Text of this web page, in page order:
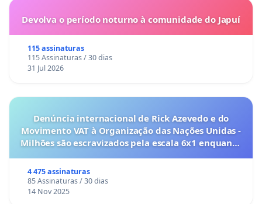
Devolva o período noturno à comunidade do Japuí
115 assinaturas
115 Assinaturas / 30 dias
31 Jul 2026
Denúncia internacional de Rick Azevedo e do
Movimento VAT à Organização das Nações Unidas -
Milhões são escravizados pela escala 6x1 enquanto
4 475 assinaturas
85 Assinaturas / 30 dias
14 Nov 2025